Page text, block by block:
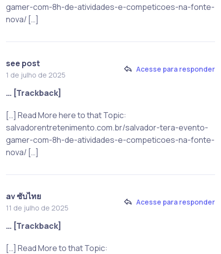
gamer-com-8h-de-atividades-e-competicoes-na-fonte-
nova/ […]
see post
1 de julho de 2025
Acesse para responder
… [Trackback]
[…] Read More here to that Topic:
salvadorentretenimento.com.br/salvador-tera-evento-
gamer-com-8h-de-atividades-e-competicoes-na-fonte-
nova/ […]
av ซับไทย
11 de julho de 2025
Acesse para responder
… [Trackback]
[…] Read More to that Topic: